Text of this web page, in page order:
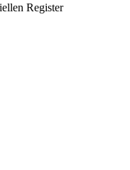
Register